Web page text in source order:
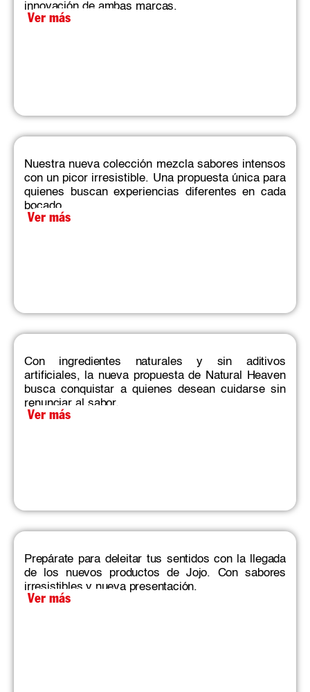
innovación de ambas marcas.​
Ver más
Nuestra nueva colección mezcla sabores intensos
con un picor irresistible. Una propuesta única para
quienes buscan experiencias diferentes en cada
bocado.​
Ver más
Con ingredientes naturales y sin aditivos
artificiales, la nueva propuesta de Natural Heaven
busca conquistar a quienes desean cuidarse sin
renunciar al sabor.
Ver más
Prepárate para deleitar tus sentidos con la llegada
de los nuevos productos de Jojo. Con sabores
irresistibles y nueva presentación.
Ver más